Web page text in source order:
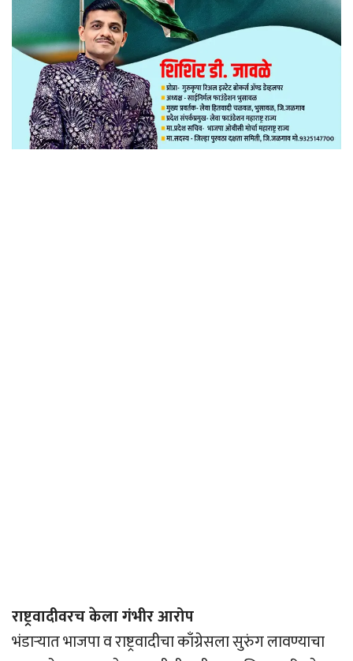
राष्ट्रवादीवरच केला गंभीर आरोप
भंडार्‍यात भाजपा व राष्ट्रवादीचा काँग्रेसला सुरुंग लावण्याचा